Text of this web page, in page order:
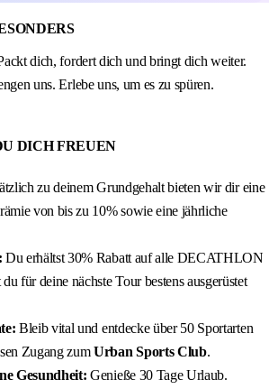
dich, fordert dich und bringt dich weiter.
uns. Erlebe uns, um es zu spüren.
DICH FREUEN
zu deinem Grundgehalt bieten wir dir eine
von bis zu 10% sowie eine jährliche
Du erhältst 30% Rabatt auf alle DECATHLON
für deine nächste Tour bestens ausgerüstet
Bleib vital und entdecke über 50 Sportarten
Zugang zumUrban Sports Club.
Gesundheit:Genieße 30 Tage Urlaub.